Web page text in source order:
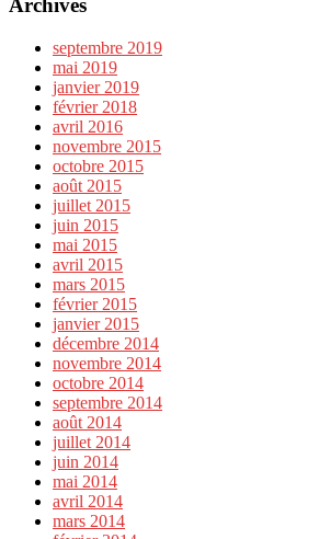
Archives
septembre 2019
mai 2019
janvier 2019
février 2018
avril 2016
novembre 2015
octobre 2015
août 2015
juillet 2015
juin 2015
mai 2015
avril 2015
mars 2015
février 2015
janvier 2015
décembre 2014
novembre 2014
octobre 2014
septembre 2014
août 2014
juillet 2014
juin 2014
mai 2014
avril 2014
mars 2014